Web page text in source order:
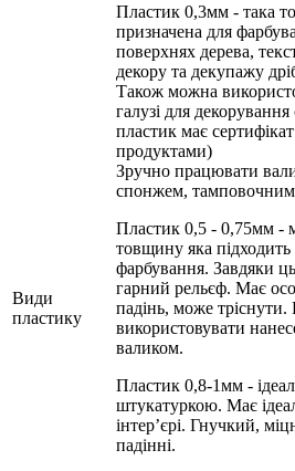
Види
пластику
Пластик 0,3мм - така
призначена для
поверхнях дерева,
декору та декупажу
Також можна
галузі для
пластик має
продуктами)
Зручно працювати
спонжем,
Пластик 0,5 - 0,75мм -
товщину яка
фарбування. Завдяки
гарний рельєф. Має
падінь, може
використовувати
валиком.
Пластик 0,8-1мм -
штукатуркою. Має
інтерʼєрі. Гнучкий,
падінні.